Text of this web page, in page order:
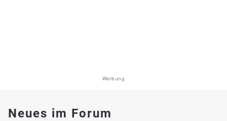
Werbung
Neues im Forum